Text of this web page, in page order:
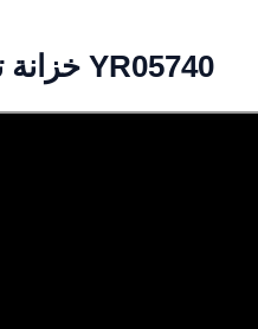
Video خزانة تدفق لامينيار YR05740